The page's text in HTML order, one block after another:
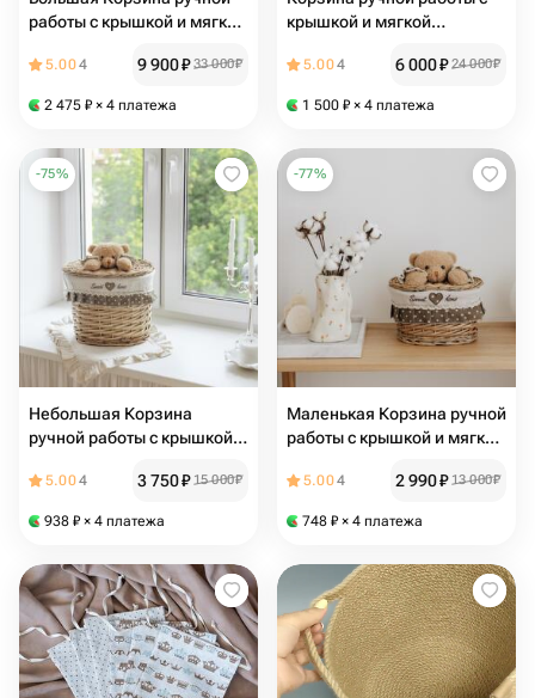
работы с крышкой и мягкой
размер L
5.004 9 900₽ 33 000₽
2 475 ₽ × 4 платежа
крышкой и мягкой
размер M
5.004 6 000₽ 24 000₽
1 500 ₽ × 4 платежа
-75%
Небольшая Корзина
ручной работы с крышкой и
медвежонком, размер S
5.004 3 750₽ 15 000₽
938 ₽ × 4 платежа
-77%
Маленькая Корзина ручной
работы с крышкой и мягкой
размер XS
5.004 2 990₽ 13 000₽
748 ₽ × 4 платежа